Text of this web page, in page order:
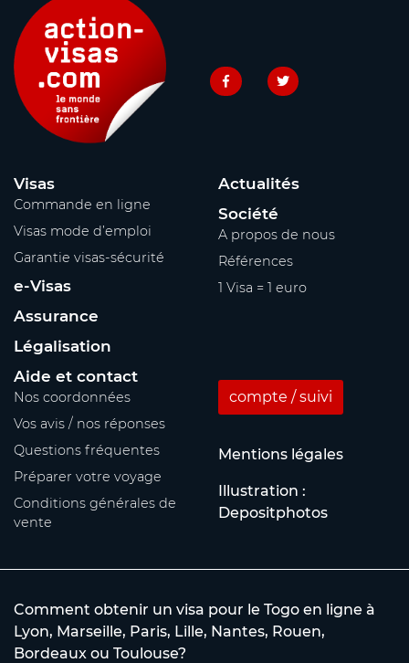
Visas
Commande en ligne
Visas mode d’emploi
Garantie visas-sécurité
e-Visas
Assurance
Légalisation
Actualités
Société
A propos de nous
Références
1 Visa = 1 euro
Aide et contact
Nos coordonnées
Vos avis / nos réponses
Questions fréquentes
Préparer votre voyage
Conditions générales de
vente
compte / suivi
Mentions légales
Illustration :
Depositphotos
Comment obtenir un visa pour le Togo en ligne à
Lyon, Marseille, Paris, Lille, Nantes, Rouen,
Bordeaux ou Toulouse?